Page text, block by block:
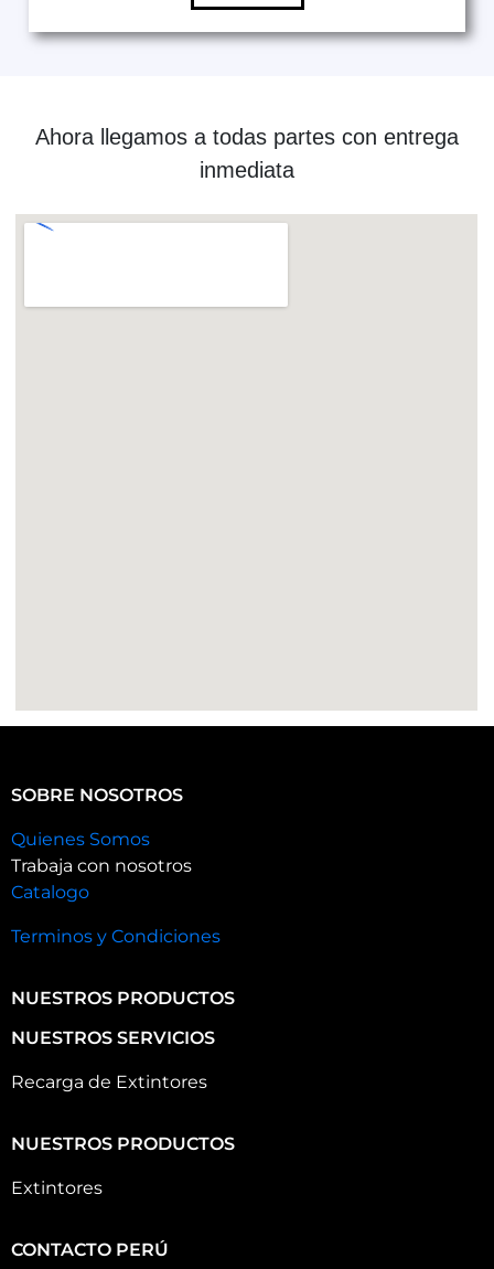
Ahora llegamos a todas partes con entrega
inmediata
SOBRE NOSOTROS
Quienes Somos
Trabaja con nosotros
Catalogo
Terminos y Condiciones
NUESTROS PRODUCTOS
NUESTROS SERVICIOS
Recarga de Extintores
NUESTROS PRODUCTOS
Extintores
CONTACTO PERÚ